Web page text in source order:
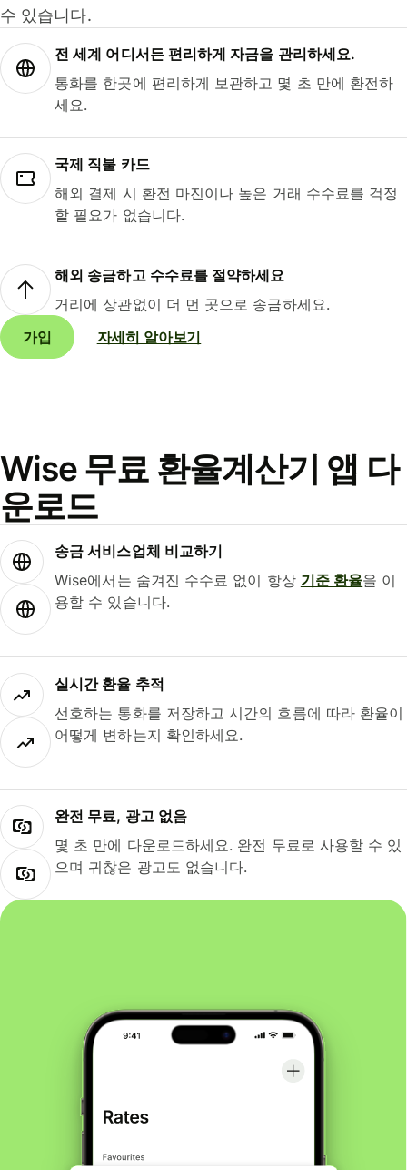
수 있습니다.
전 세계 어디서든 편리하게 자금을 관리하세요.
통화를 한곳에 편리하게 보관하고 몇 초 만에 환전하
세요.
국제 직불 카드
해외 결제 시 환전 마진이나 높은 거래 수수료를 걱정
할 필요가 없습니다.
해외 송금하고 수수료를 절약하세요
거리에 상관없이 더 먼 곳으로 송금하세요.
가입
자세히 알아보기
Wise 무료 환율계산기 앱 다
운로드
송금 서비스업체 비교하기
Wise에서는 숨겨진 수수료 없이 항상 기준 환율을 이
용할 수 있습니다.
실시간 환율 추적
선호하는 통화를 저장하고 시간의 흐름에 따라 환율이
어떻게 변하는지 확인하세요.
완전 무료, 광고 없음
몇 초 만에 다운로드하세요. 완전 무료로 사용할 수 있
으며 귀찮은 광고도 없습니다.